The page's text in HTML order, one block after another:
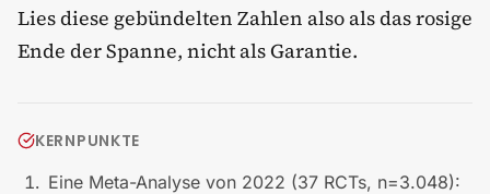
Lies diese gebündelten Zahlen also als das rosige
Ende der Spanne, nicht als Garantie.
KERNPUNKTE
Eine Meta-Analyse von 2022 (37 RCTs, n=3.048):